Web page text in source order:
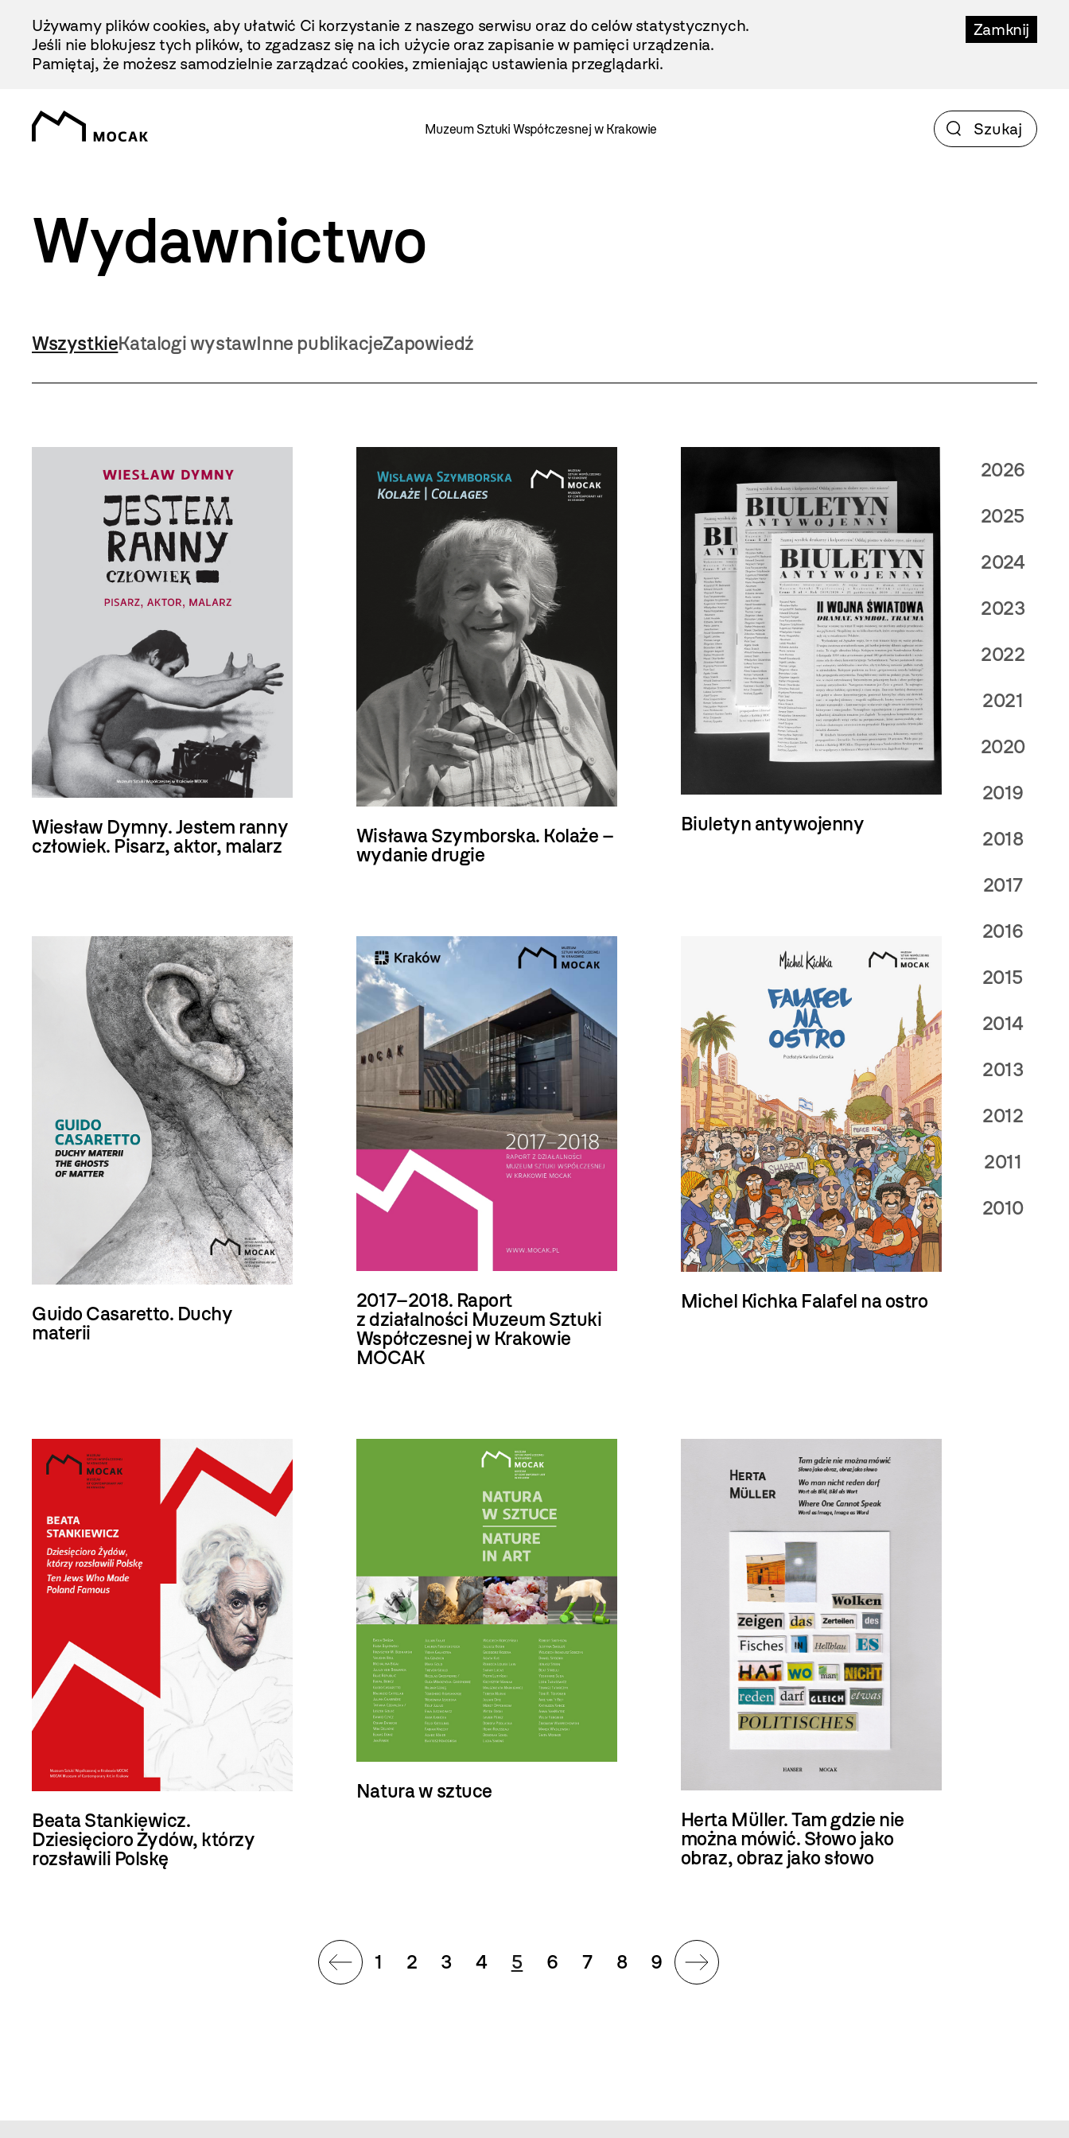
Treści
Zamknij
Używamy plików cookies, aby ułatwić Ci korzystanie z naszego serwisu oraz do celów statystycznych.
Jeśli nie blokujesz tych plików, to zgadzasz się na ich użycie oraz zapisanie w pamięci urządzenia.
Pamiętaj, że możesz samodzielnie zarządzać cookies, zmieniając ustawienia przeglądarki.
Muzeum Sztuki Współczesnej w Krakowie
Wydawnictwo
WszystkieKatalogi wystawInne publikacjeZapowiedź
Wszystkie
2026
2025
2024
2023
2022
2021
2020
2019
2018
2017
2016
2015
2014
2013
2012
2011
2010
Wiesław Dymny. Jestem ranny
człowiek. Pisarz, aktor, malarz
Wisława Szymborska. Kolaże –
wydanie drugie
Biuletyn antywojenny
Guido Casaretto. Duchy
materii
2017–2018. Raport
z działalności Muzeum Sztuki
Współczesnej w Krakowie
MOCAK
Michel Kichka Falafel na ostro
Beata Stankiewicz.
Dziesięcioro Żydów, którzy
rozsławili Polskę
Natura w sztuce
Herta Müller. Tam gdzie nie
można mówić. Słowo jako
obraz, obraz jako słowo
1 2 3 4 5 6 7 8 9